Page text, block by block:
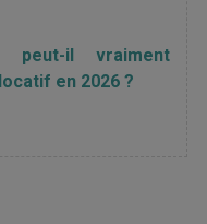
peut-il vraiment
en 2026 ?